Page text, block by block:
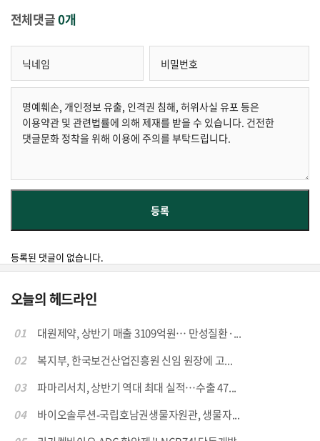
전체댓글0개
등록된 댓글이 없습니다.
오늘의 헤드라인
01
대원제약, 상반기 매출 3109억원… 만성질환·...
02
복지부, 한국보건산업진흥원 신임 원장에 고...
03
파마리서치, 상반기 역대 최대 실적…수출 47...
04
바이오솔루션-국립호남권생물자원관, 생물자...